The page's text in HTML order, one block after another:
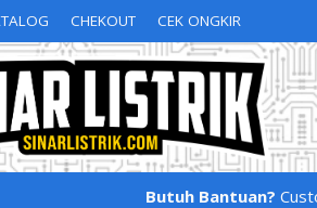
CHEKOUT CEK ONGKIR
Butuh Bantuan?